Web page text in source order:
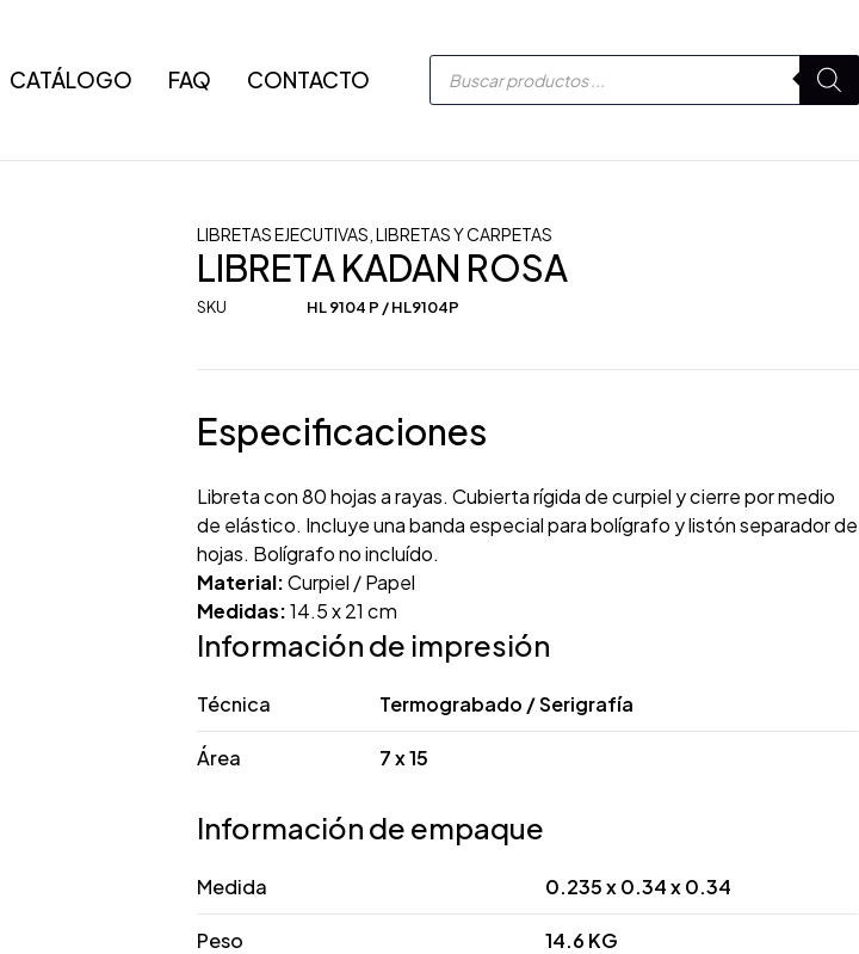
CATÁLOGO FAQ CONTACTO
LIBRETAS EJECUTIVAS ,LIBRETAS Y CARPETAS
LIBRETA KADAN ROSA
SKU HL 9104 P / HL9104P
Especificaciones
Libreta con 80 hojas a rayas. Cubierta rígida de curpiel y cierre por medio
de elástico. Incluye una banda especial para bolígrafo y listón separador de
hojas. Bolígrafo no incluído.
Material:Curpiel / Papel
Medidas:14.5 x 21 cm
Información de impresión
Técnica Termograbado / Serigrafía
Área 7 x 15
Información de empaque
Medida 0.235 x 0.34 x 0.34
Peso 14.6 KG